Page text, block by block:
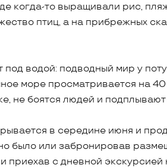
когда-то выращивали рис,
птиц, а на прибрежных
под водой: подводный мир у
море просматривается на
не боятся людей и
в середине июня и
было или забронировав
приехав с дневной